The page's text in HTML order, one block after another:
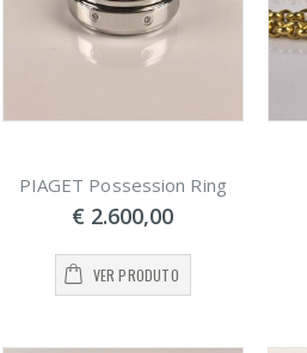
PIAGET Possession Ring
€ 2.600,00
VER PRODUTO